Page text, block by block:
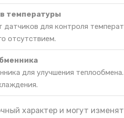
температуры
датчиков для контроля
отсутствием.
для улучшения
характер и могут